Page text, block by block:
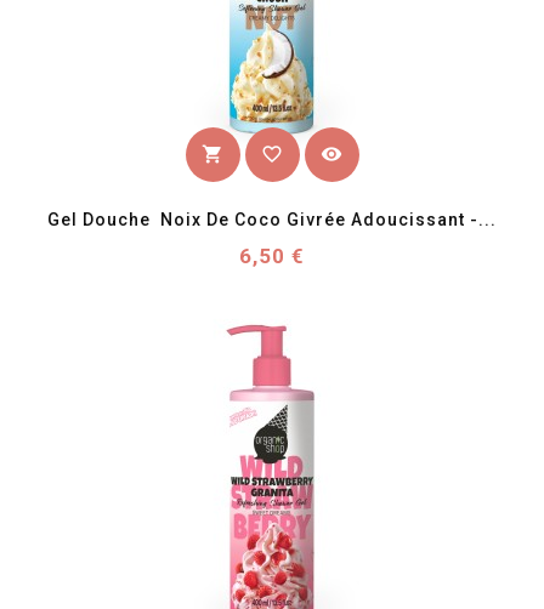
shopping_cart favorite_border visibility
Gel Douche  Noix De Coco Givrée Adoucissant -...
Prix
6,50 €